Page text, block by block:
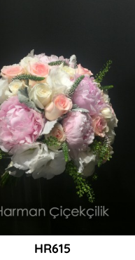
HR615